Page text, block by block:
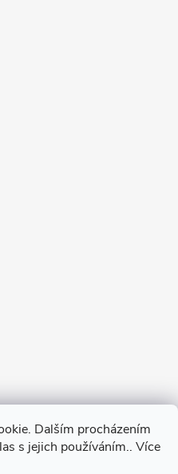
Dalším procházením
s jejich používáním.. Více